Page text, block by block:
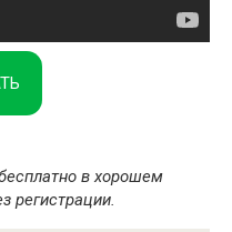
в хорошем
регистрации.